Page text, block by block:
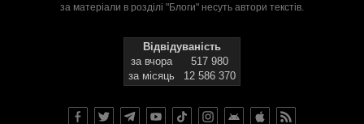
за матеріали в розділі "Блоги" несуть автори текстів.
Відвідуваність
за вчора
517 980
за місяць
12 586 370